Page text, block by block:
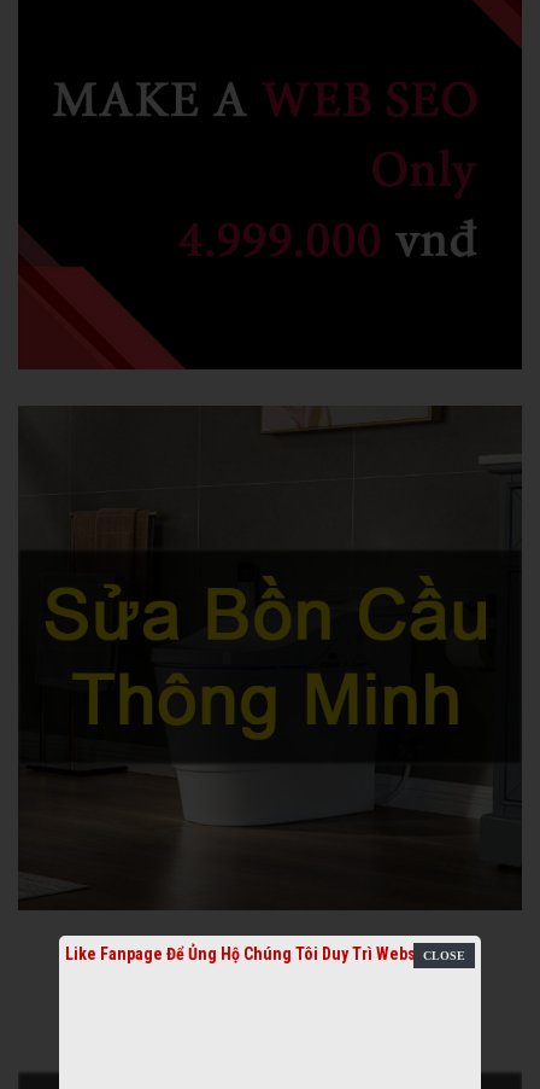
Like Fanpage Để Ủng Hộ Chúng Tôi Duy Trì Website